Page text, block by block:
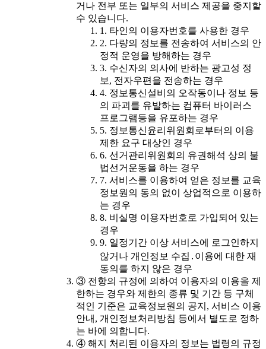
거나 전부 또는 일부의 서비스 제공을 중지할
수 있습니다.
1. 타인의 이용자번호를 사용한 경우
2. 다량의 정보를 전송하여 서비스의 안
정적 운영을 방해하는 경우
3. 수신자의 의사에 반하는 광고성 정
보, 전자우편을 전송하는 경우
4. 정보통신설비의 오작동이나 정보 등
의 파괴를 유발하는 컴퓨터 바이러스
프로그램등을 유포하는 경우
5. 정보통신윤리위원회로부터의 이용
제한 요구 대상인 경우
6. 선거관리위원회의 유권해석 상의 불
법선거운동을 하는 경우
7. 서비스를 이용하여 얻은 정보를 교육
정보원의 동의 없이 상업적으로 이용하
는 경우
8. 비실명 이용자번호로 가입되어 있는
경우
9. 일정기간 이상 서비스에 로그인하지
않거나 개인정보 수집․이용에 대한 재
동의를 하지 않은 경우
③ 전항의 규정에 의하여 이용자의 이용을 제
한하는 경우와 제한의 종류 및 기간 등 구체
적인 기준은 교육정보원의 공지, 서비스 이용
안내, 개인정보처리방침 등에서 별도로 정하
는 바에 의합니다.
④ 해지 처리된 이용자의 정보는 법령의 규정